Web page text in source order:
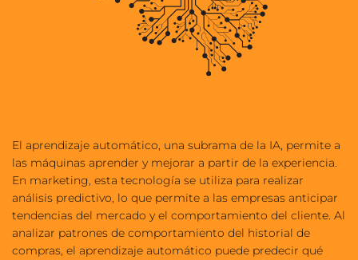
El aprendizaje automático, una subrama de la IA, permite a
las máquinas aprender y mejorar a partir de la experiencia.
En marketing, esta tecnología se utiliza para realizar
análisis predictivo, lo que permite a las empresas anticipar
tendencias del mercado y el comportamiento del cliente. Al
analizar patrones de comportamiento del historial de
compras, el aprendizaje automático puede predecir qué